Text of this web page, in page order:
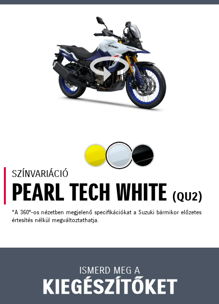
SZÍNVARIÁCIÓ
PEARL TECH WHITE (QU2)
*A 360°-os nézetben megjelenő specifikációkat a Suzuki bármikor előzetes
értesítés nélkül megváltoztathatja.
ISMERD MEG A
KIEGÉSZÍTŐKET